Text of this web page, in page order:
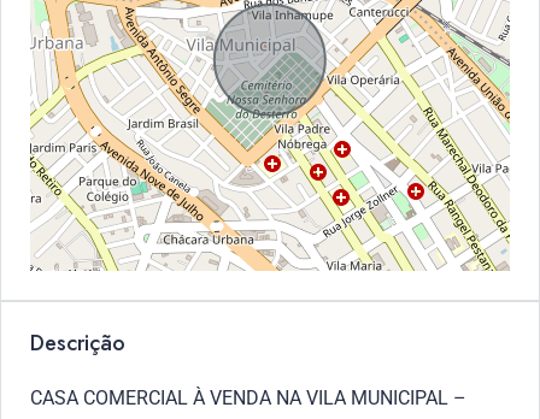
Descrição
CASA COMERCIAL À VENDA NA VILA MUNICIPAL –